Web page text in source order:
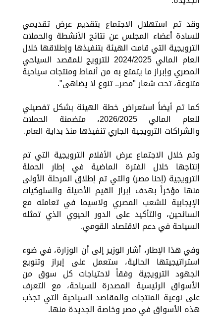
وقد تم استهلال الاجتماع بتقديم عرض تقديمي
للسادة أعضاء المجلس عن نتائج الأنشطة والحملات
الترويجية التي قامت الهيئة بتنفيذها وإطلاقها خلال
العام المالي 2024/2025 للترويج للمقصد السياحي
المصري وإبراز ما يتمتع به من أنماط ومنتجات سياحية
متنوعة، تحت شعار "مصر.. تنوع لا يضاهى".
كما تم أيضاً استعراض خطة الهيئة بشكل تفصيلي
للعام المالي 2026/2025، متضمنة الحملات
والشراكات الترويجية الجاري تنفيذها منذ بداية العام.
وتم خلال الاجتماع عرض الأفلام الترويجية التي تم
إنتاجها خلال الفترة الماضية في إطار الحملة
الترويجية (إحنا مصر) والتي تم إطلاق المرحلة الأولى
منها مؤخراً بهدف إبراز القيم الأصيلة والسلوكيات
الإيجابية للشعب المصري ولاسيما في تعامله مع
السائحين، والتأكيد على الدور الحيوي الذي تمثله
السياحة في دعم الاقتصاد القومي.
وفي هذا الإطار، أشار الوزير إلى أن الوزارة، في ضوء
استراتيجيتها الحالية، ستعمل على إبراز وتنويع
الجهود الترويجية وفقاً لاحتياجات كل سوق من
الأسواق الرئيسية المصدرة للسياحة، مع التعرف
على نوعية المنتجات والمقاصد السياحية التي تجذب
هذه الأسواق في مصر وخاصة الجديدة منها.